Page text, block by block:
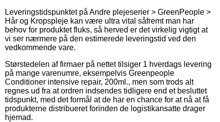
Leveringstidspunktet på Andre plejeserier > GreenPeople >
Hår og Kropspleje kan være ultra vital såfremt man har
behov for produktet fluks, så herved er det virkelig vigtigt at
vi ser nærmere på den estimerede leveringstid ved den
vedkommende vare.
Størstedelen af firmaer på nettet tilsiger 1 hverdags levering
på mange varenumre, eksempelvis Greenpeople
Conditioner intensive repair, 200ml., men som trods alt
regnes ud fra at ordren indsendes tidligere end et besluttet
tidspunkt, med det formål at de har en chance for at nå at få
produkterne distribueret forinden de logistikansatte drager
hjemad.